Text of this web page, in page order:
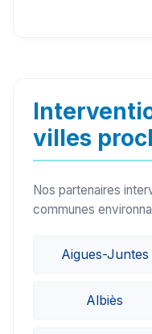
48h.
villes
Nos partenaires
communes
Aigues-Juntes
Albiès